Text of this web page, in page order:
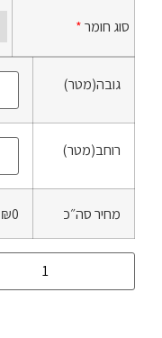
סוג חומר*
גובה(מטר)
רוחב(מטר)
מחיר סה״כ ₪0